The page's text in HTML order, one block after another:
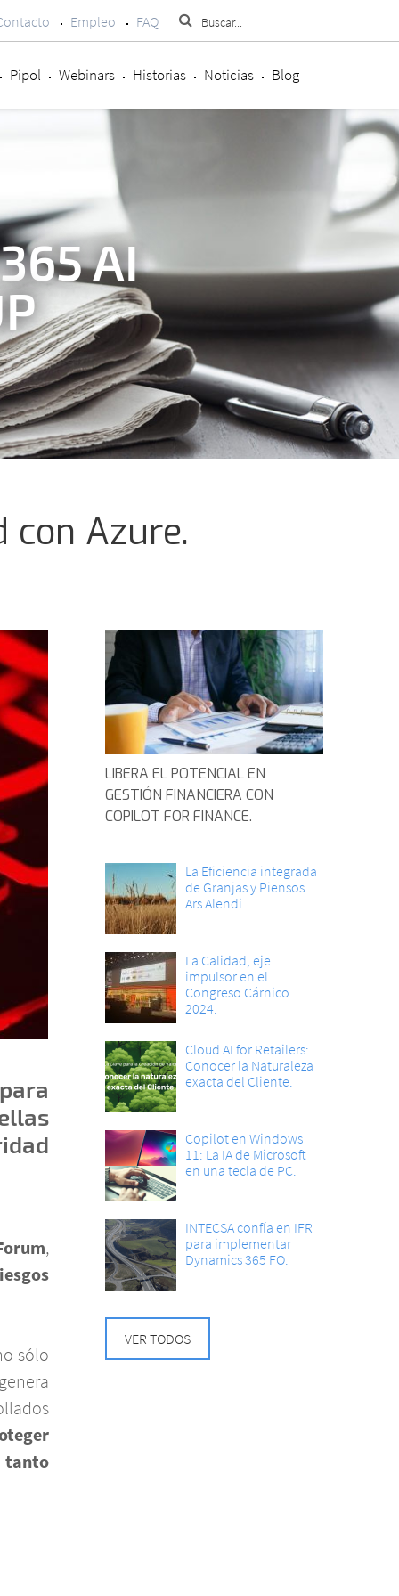
Empleo FAQ
Pipol Webinars Historias Noticias Blog
AI
con Azure.
,
sólo
tanto
LIBERA EL POTENCIAL EN
GESTIÓN FINANCIERA CON
COPILOT FOR FINANCE.
La Eficiencia integrada
de Granjas y Piensos
Ars Alendi.
La Calidad, eje
impulsor en el
Congreso Cárnico
2024.
Cloud AI for Retailers:
Conocer la Naturaleza
exacta del Cliente.
Copilot en Windows
11: La IA de Microsoft
en una tecla de PC.
INTECSA confía en IFR
para implementar
Dynamics 365 FO.
VER TODOS